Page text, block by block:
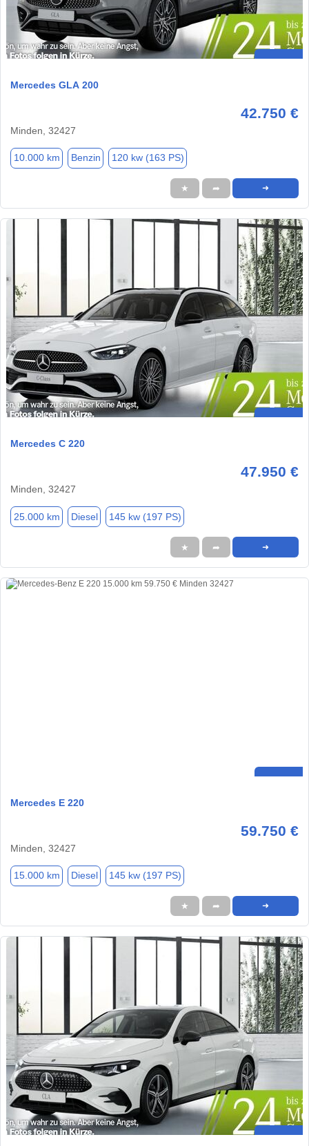
Mercedes GLA 200
42.750 €
Minden, 32427
10.000 km Benzin 120 kw (163 PS)
★ ➦ ➜
Mercedes C 220
47.950 €
Minden, 32427
25.000 km Diesel 145 kw (197 PS)
★ ➦ ➜
Mercedes E 220
59.750 €
Minden, 32427
15.000 km Diesel 145 kw (197 PS)
★ ➦ ➜